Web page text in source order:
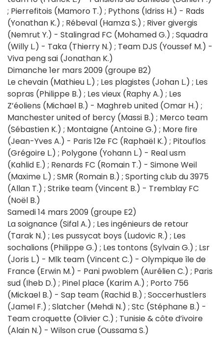
; Pierrefitois (Mamoro T.) ; Pythons (Idriss H.) - Rads
(Yonathan K.) ; Rébeval (Hamza S.) ; River givergis
(Nemrut Y.) - Stalingrad FC (Mohamed G.) ; Squadra
(Willy L.) - Taka (Thierry N.) ; Team DJS (Youssef M.) -
Viva peng sai (Jonathan K.)
Dimanche 1er mars 2009 (groupe B2)
Le chevain (Mathieu L.) ; Les plagistes (Johan L.) ; Les
sopras (Philippe B.) ; Les vieux (Raphy A.) ; Les
Z’éoliens (Michael B.) - Maghreb united (Omar H.) ;
Manchester united of bercy (Massi B.) ; Merco team
(Sébastien K.) ; Montaigne (Antoine G.) ; More fire
(Jean-Yves A.) - Paris 12e FC (Raphaël K.) ; Pitouflos
(Grégoire L.) ; Polygone (Yohann L.) - Real usm
(Kahlid E.) ; Renards FC (Romain T.) - Simone Weil
(Maxime L.) ; SMR (Romain B.) ; Sporting club du 3975
(Allan T.) ; Strike team (Vincent B.) - Tremblay FC
(Noël B.)
Samedi 14 mars 2009 (groupe E2)
La soignance (Sifal A.) ; Les ingénieurs de retour
(Tarak N.) ; Les pussycat boys (Ludovic R.) ; Les
sochalions (Philippe G.) ; Les tontons (Sylvain G.) ; Lsr
(Joris L.) - Mlk team (Vincent C.) - Olympique île de
France (Erwin M.) - Pani pwoblem (Aurélien C.) ; Paris
sud (Iheb D.) ; Pinel place (Karim A.) ; Porto 756
(Mickael B.) - Sap team (Rachid B.) ; Soccerhustlers
(Jamel F.) ; Slatcher (Mehdi N.) ; Stc (Stéphane B.) -
Team croquette (Olivier C.) ; Tunisie & côte d’ivoire
(Alain N.) - Wilson crue (Oussama S.)